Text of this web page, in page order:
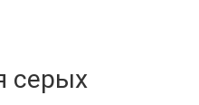
серых